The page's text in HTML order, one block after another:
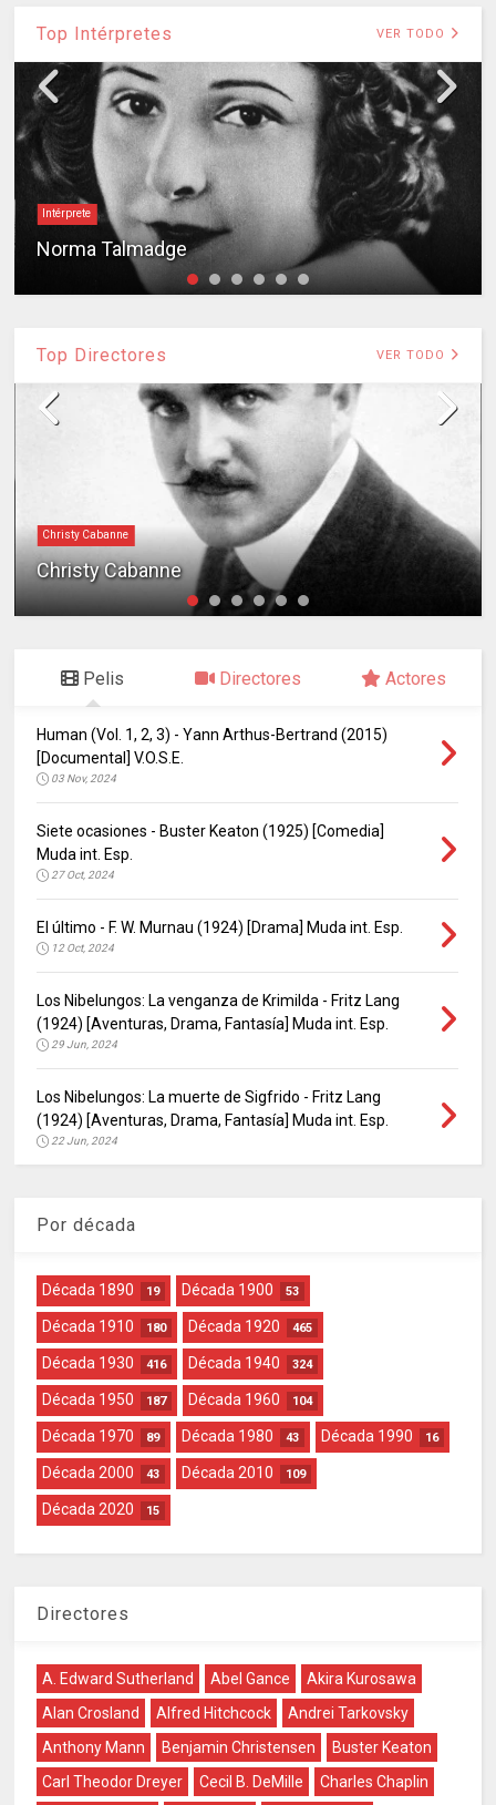
Top Intérpretes VER TODO
Intérprete
Norma Talmadge
Top Directores VER TODO
Christy Cabanne
Christy Cabanne
Pelis Directores Actores
Human (Vol. 1, 2, 3) - Yann Arthus-Bertrand (2015)
[Documental] V.O.S.E.
03 Nov, 2024
Siete ocasiones - Buster Keaton (1925) [Comedia]
Muda int. Esp.
27 Oct, 2024
El último - F. W. Murnau (1924) [Drama] Muda int. Esp.
12 Oct, 2024
Los Nibelungos: La venganza de Krimilda - Fritz Lang
(1924) [Aventuras, Drama, Fantasía] Muda int. Esp.
29 Jun, 2024
Los Nibelungos: La muerte de Sigfrido - Fritz Lang
(1924) [Aventuras, Drama, Fantasía] Muda int. Esp.
22 Jun, 2024
Por década
Década 1890 19 Década 1900 53
Década 1910 180 Década 1920 465
Década 1930 416 Década 1940 324
Década 1950 187 Década 1960 104
Década 1970 89 Década 1980 43 Década 1990 16
Década 2000 43 Década 2010 109
Década 2020 15
Directores
A. Edward Sutherland Abel Gance
Akira Kurosawa
Alan Crosland
Alfred Hitchcock
Andrei Tarkovsky
Anthony Mann
Benjamin Christensen
Buster Keaton
Carl Theodor Dreyer
Cecil B. DeMille
Charles Chaplin